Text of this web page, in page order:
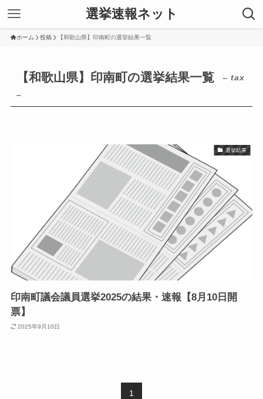
選挙速報ネット
ホーム 投稿 【和歌山県】印南町の選挙結果一覧
【和歌山県】印南町の選挙結果一覧
– tax
–
選挙結果
印南町議会議員選挙2025の結果・速報【8月10日開
票】
2025年9月10日
1